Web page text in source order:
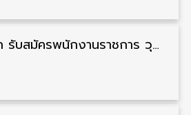
กรมแพทย์ทหารบก รับสมัครพนักงานราชการ วุฒิ ม.3/ม.6/ปวช./ปวท./ปวส. 6 อัตรา รับสมัคร 3 – 7 สิงหาคม